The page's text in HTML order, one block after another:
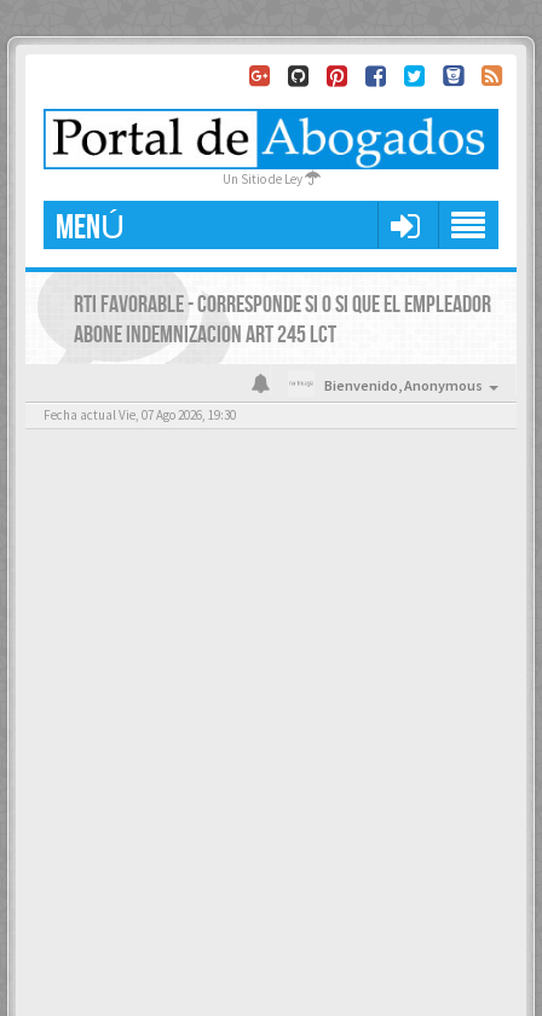
Un Sitio de Ley
MENÚ
RTI FAVORABLE - CORRESPONDE SI O SI QUE EL EMPLEADOR
ABONE INDEMNIZACION ART 245 LCT
Bienvenido,Anonymous
Fecha actual Vie, 07 Ago 2026, 19:30